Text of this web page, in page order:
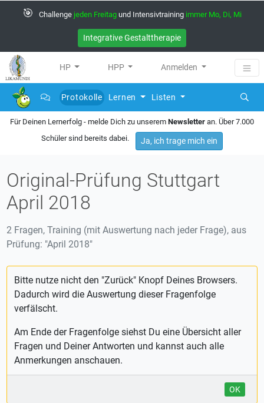
🎯 Challenge jeden Freitag und Intensivtraining immer Mo, Di, Mi
Integrative Gestalttherapie
HP HPP Anmelden
Protokolle
Lernen Listen
Für Deinen Lernerfolg - melde Dich zu unserem Newsletter an. Über 7.000
Schüler sind bereits dabei.
Ja, ich trage mich ein
Original-Prüfung Stuttgart
April 2018
2 Fragen, Training (mit Auswertung nach jeder Frage), aus
Prüfung: "April 2018"
Bitte nutze nicht den "Zurück" Knopf Deines Browsers.
Dadurch wird die Auswertung dieser Fragenfolge
verfälscht.
Am Ende der Fragenfolge siehst Du eine Übersicht aller
Fragen und Deiner Antworten und kannst auch alle
Anmerkungen anschauen.
OK